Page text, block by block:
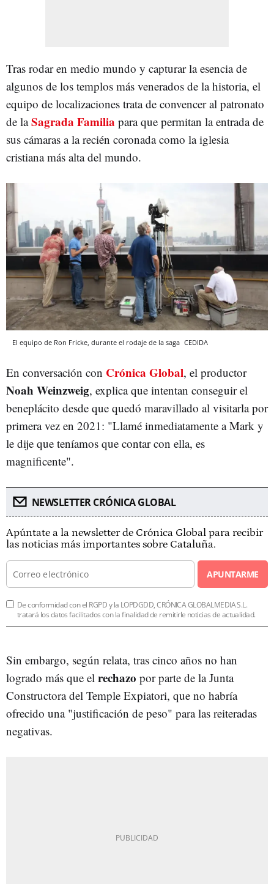
Tras rodar en medio mundo y capturar la esencia de
algunos de los templos más venerados de la historia, el
equipo de localizaciones trata de convencer al patronato
de laSagrada Familia para que permitan la entrada de
sus cámaras a la recién coronada como la iglesia
cristiana más alta del mundo.
El equipo de Ron Fricke, durante el rodaje de la saga CEDIDA
En conversación con Crónica Global, el productor
Noah Weinzweig, explica que intentan conseguir el
beneplácito desde que quedó maravillado al visitarla por
primera vez en 2021: "Llamé inmediatamente a Mark y
le dije que teníamos que contar con ella, es
magnificente".
NEWSLETTER CRÓNICA GLOBAL
Apúntate a la newsletter de Crónica Global para recibir
las noticias más importantes sobre Cataluña.
APUNTARME
De conformidad con el RGPD y la LOPDGDD, CRÓNICA GLOBALMEDIA S.L.
tratará los datos facilitados con la finalidad de remitirle noticias de actualidad.
Sin embargo, según relata, tras cinco años no han
logrado más que el rechazo por parte de la Junta
Constructora del Temple Expiatori, que no habría
ofrecido una "justificación de peso" para las reiteradas
negativas.